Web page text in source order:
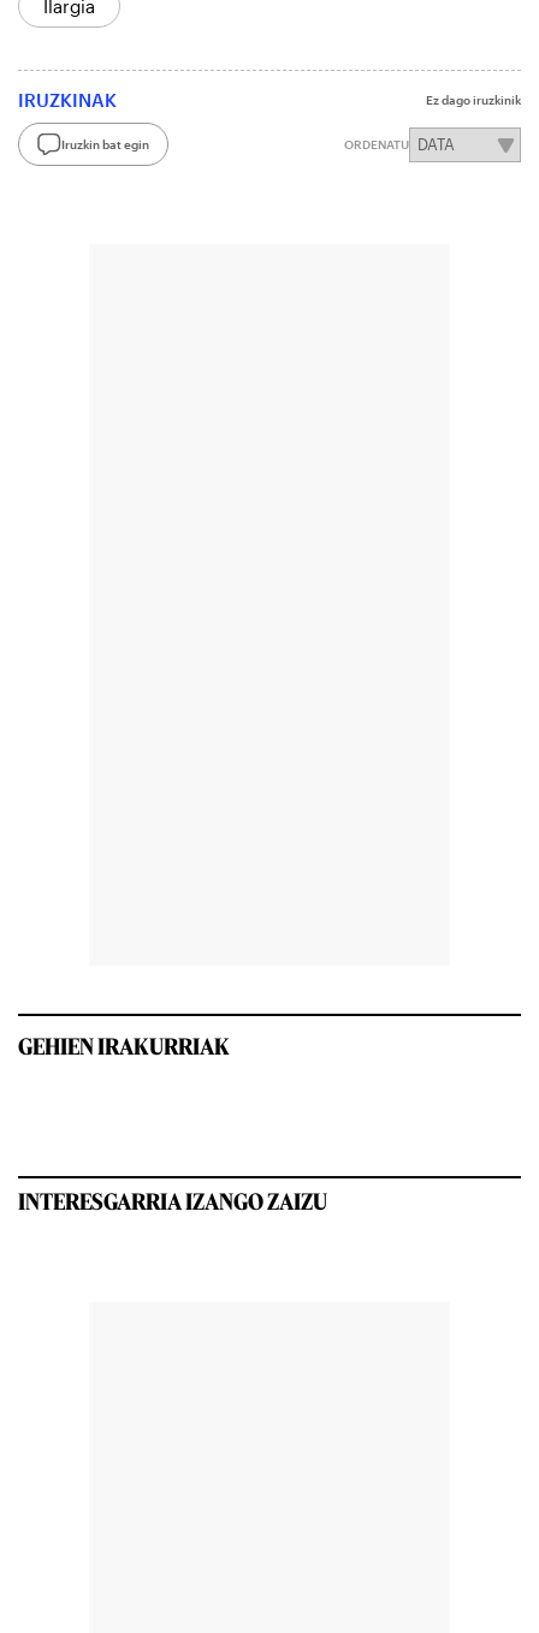
Ilargia
IRUZKINAK Ez dago iruzkinik
Iruzkin bat egin ORDENATU
GEHIEN IRAKURRIAK
INTERESGARRIA IZANGO ZAIZU